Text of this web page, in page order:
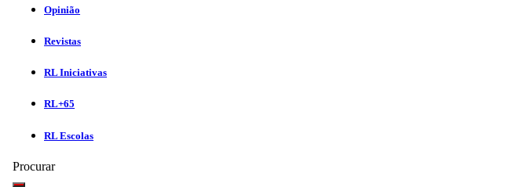
Opinião
Revistas
RL Iniciativas
RL+65
RL Escolas
Procurar